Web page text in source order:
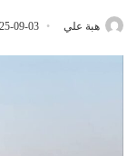
هبة علي 09-03